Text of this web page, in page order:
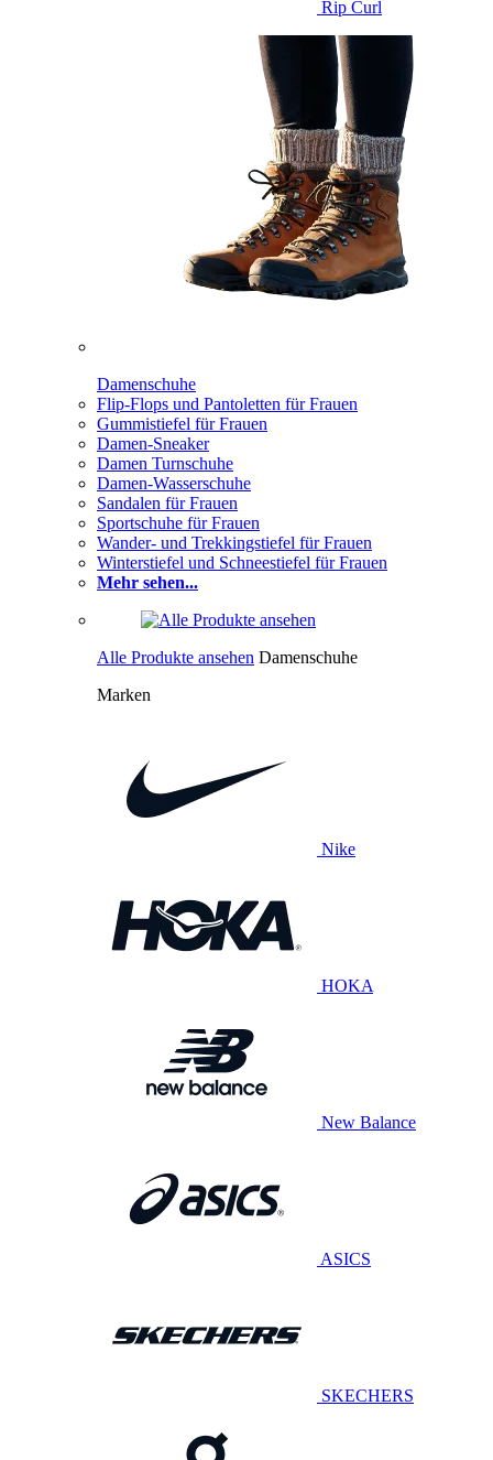
Rip Curl
Damenschuhe
Flip-Flops und Pantoletten für Frauen
Gummistiefel für Frauen
Damen-Sneaker
Damen Turnschuhe
Damen-Wasserschuhe
Sandalen für Frauen
Sportschuhe für Frauen
Wander- und Trekkingstiefel für Frauen
Winterstiefel und Schneestiefel für Frauen
Mehr sehen...
Alle Produkte ansehen Damenschuhe
Marken
Nike
HOKA
New Balance
ASICS
SKECHERS